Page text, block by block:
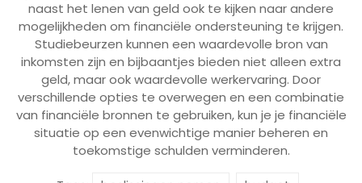
naast het lenen van geld ook te kijken naar andere
mogelijkheden om financiële ondersteuning te krijgen.
Studiebeurzen kunnen een waardevolle bron van
inkomsten zijn en bijbaantjes bieden niet alleen extra
geld, maar ook waardevolle werkervaring. Door
verschillende opties te overwegen en een combinatie
van financiële bronnen te gebruiken, kun je je financiële
situatie op een evenwichtige manier beheren en
toekomstige schulden verminderen.